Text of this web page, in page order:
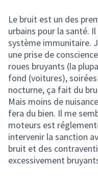
Le bruit est un des
urbains pour la santé.
système immunitaire.
une prise de
roues bruyants (la
fond (voitures),
nocturne, ça fait du
Mais moins de
fera du bien. Il me
moteurs est
intervenir la sanction
bruit et des
excessivement